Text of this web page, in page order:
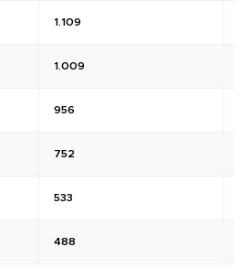
1.109
1.009
956
752
533
488